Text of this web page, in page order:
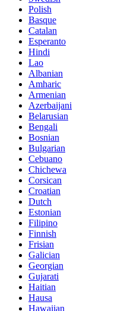
Polish
Basque
Catalan
Esperanto
Hindi
Lao
Albanian
Amharic
Armenian
Azerbaijani
Belarusian
Bengali
Bosnian
Bulgarian
Cebuano
Chichewa
Corsican
Croatian
Dutch
Estonian
Filipino
Finnish
Frisian
Galician
Georgian
Gujarati
Haitian
Hausa
Hawaiian